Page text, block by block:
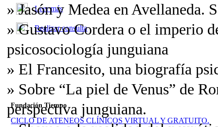
Leer más
Realizar consulta
Fundación Tiempo
CICLO DE ATENEOS CLÍNICOS VIRTUAL Y GRATUITO.
» Jasón y Medea en Avellaneda.
» Gustavo Cordera o el imperio
psicosociología junguiana
» El Francesito, una biografía
» Sobre “La piel de Venus” de
perspectiva junguiana.